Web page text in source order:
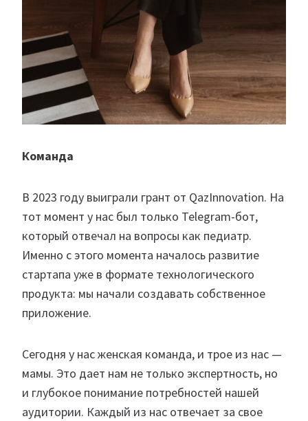
Команда
В 2023 году выиграли грант от QazInnovation. На
тот момент у нас был только Telegram-бот,
который отвечал на вопросы как педиатр.
Именно с этого момента началось развитие
стартапа уже в формате технологического
продукта: мы начали создавать собственное
приложение.
Сегодня у нас женская команда, и трое из нас —
мамы. Это дает нам не только экспертность, но
и глубокое понимание потребностей нашей
аудитории. Каждый из нас отвечает за свое